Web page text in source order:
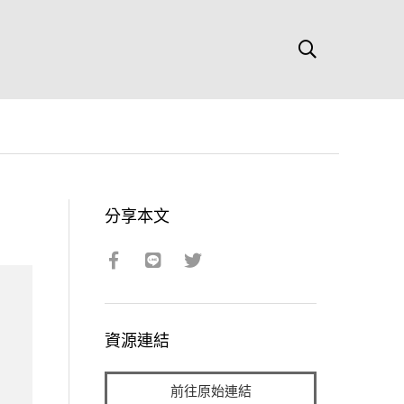
分享本文
資源連結
前往原始連結